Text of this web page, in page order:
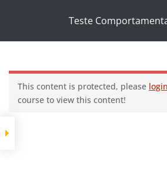
Teste Comportamental
Teste
This content is protected, please login
course to view this content!